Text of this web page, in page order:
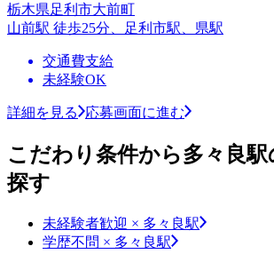
栃木県足利市大前町
山前駅 徒歩25分、足利市駅、県駅
交通費支給
未経験OK
詳細を見る 応募画面に進む
こだわり条件から多々良
探す
未経験者歓迎 × 多々良駅
学歴不問 × 多々良駅